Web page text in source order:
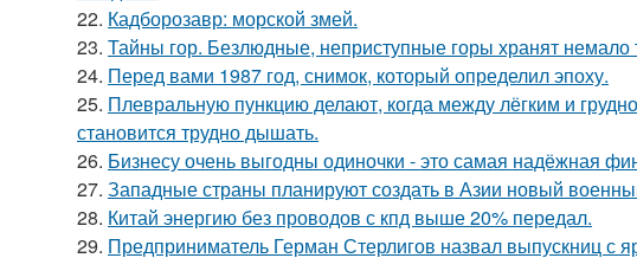
22. Кадборозавр: морской змей.
23. Тайны гор. Безлюдные, неприступные горы хранят немало
24. Перед вами 1987 год, снимок, который определил эпоху.
25. Плевральную пункцию делают, когда между лёгким и
становится трудно дышать.
26. Бизнесу очень выгодны одиночки - это самая надёжная
27. Западные страны планируют создать в Азии новый
28. Китай энергию без проводов с кпд выше 20% передал.
29. Предприниматель Герман Стерлигов назвал выпускниц с